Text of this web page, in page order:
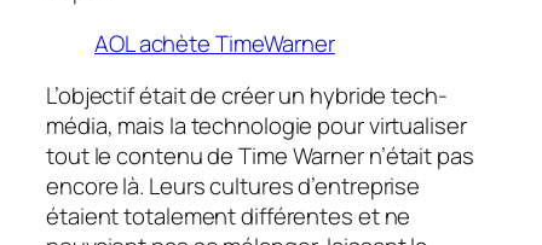
AOL achète TimeWarner
L’objectif était de créer un hybride tech-
média, mais la technologie pour virtualiser
tout le contenu de Time Warner n’était pas
encore là. Leurs cultures d’entreprise
étaient totalement différentes et ne